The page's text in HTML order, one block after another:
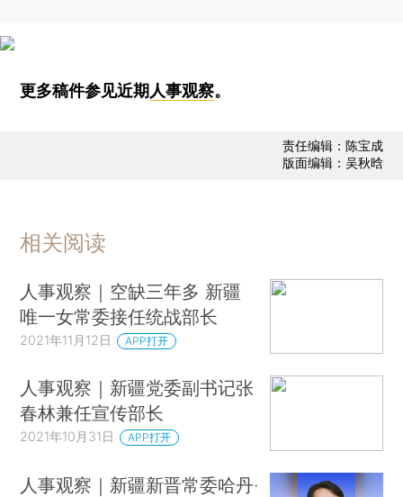
更多稿件参见近期 人事观察。
责任编辑：陈宝成
版面编辑：吴秋晗
相关阅读
人事观察｜空缺三年多 新疆
唯一女常委接任统战部长
2021年11月12日 APP打开
人事观察｜新疆党委副书记张
春林兼任宣传部长
2021年10月31日 APP打开
人事观察｜新疆新晋常委哈丹·